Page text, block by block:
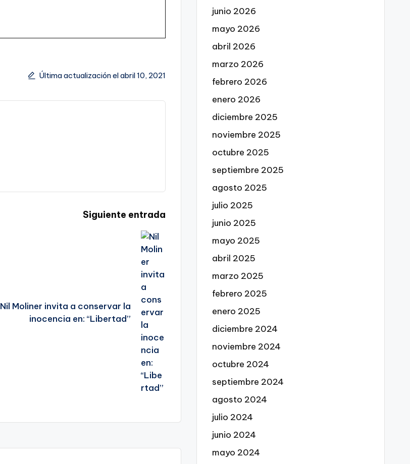
Última actualización el abril 10, 2021
Siguiente entrada
Nil Moliner invita a conservar la
inocencia en: “Libertad”
junio 2026
mayo 2026
abril 2026
marzo 2026
febrero 2026
enero 2026
diciembre 2025
noviembre 2025
octubre 2025
septiembre 2025
agosto 2025
julio 2025
junio 2025
mayo 2025
abril 2025
marzo 2025
febrero 2025
enero 2025
diciembre 2024
noviembre 2024
octubre 2024
septiembre 2024
agosto 2024
julio 2024
junio 2024
mayo 2024